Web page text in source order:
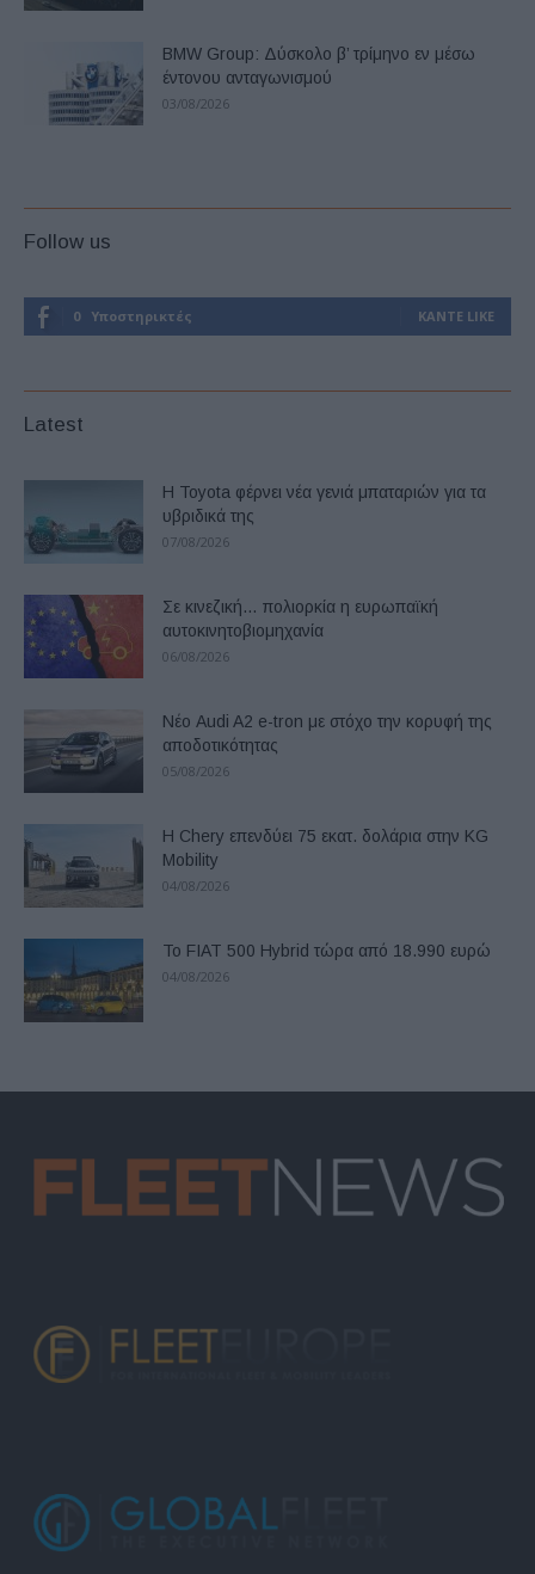
BMW Group: Δύσκολο β’ τρίμηνο εν μέσω
έντονου ανταγωνισμού
03/08/2026
Follow us
0 Υποστηρικτές ΚΆΝΤΕ LIKE
Latest
Η Toyota φέρνει νέα γενιά μπαταριών για τα
υβριδικά της
07/08/2026
Σε κινεζική… πολιορκία η ευρωπαϊκή
αυτοκινητοβιομηχανία
06/08/2026
Νέο Audi A2 e-tron με στόχο την κορυφή της
αποδοτικότητας
05/08/2026
Η Chery επενδύει 75 εκατ. δολάρια στην KG
Mobility
04/08/2026
Το FIAT 500 Hybrid τώρα από 18.990 ευρώ
04/08/2026